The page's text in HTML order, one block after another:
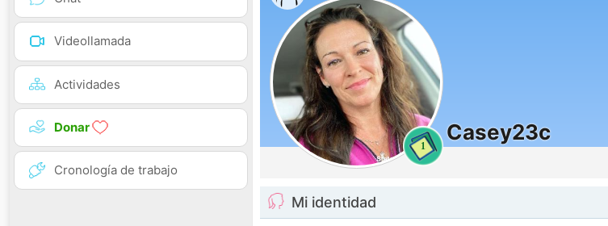
Videollamada
Actividades
Donar
Cronología de trabajo
1
Casey23c
Mi identidad